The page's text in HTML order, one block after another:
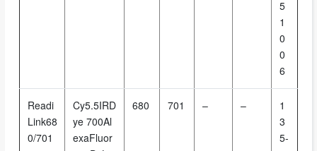
5
1
0
0
6
Readi
Link68
0/701
Cy5.5IRD
ye 700Al
exaFluor
680 701 – –
1
3
5-